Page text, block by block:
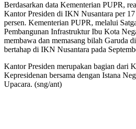
Berdasarkan data Kementerian PUPR,
Kantor Presiden di IKN Nusantara per
persen. Kementerian PUPR, melalui
Pembangunan Infrastruktur Ibu Kota
membawa dan memasang bilah Garuda
bertahap di IKN Nusantara pada
Kantor Presiden merupakan bagian dari
Kepresidenan bersama dengan Istana
Upacara. (sng/ant)